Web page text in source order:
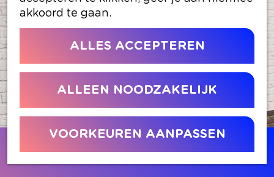
akkoord te gaan.
ALLES ACCEPTEREN
ALLEEN NOODZAKELIJK
VOORKEUREN AANPASSEN
Contact